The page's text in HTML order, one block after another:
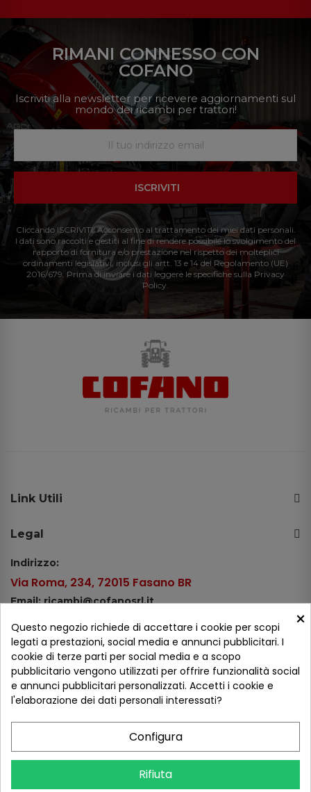
RIMANI CONNESSO CON
COFANO
Iscriviti alla newsletter per ricevere aggiornamenti sul
mondo dei ricambi per trattori!
ISCRIVITI
Cliccando ISCRIVITI: Acconsento al trattamento dei miei dati personali.
I dati sono raccolti e gestiti al fine di rendere possibile lo svolgimento del
rapporto di fornitura e/o prestazione nel rispetto dei molteplici
ordinamenti legislativi, inclusi gli artt. 13 e 14 del Regolamento (UE)
2016/679. Prima di inviare i dati leggere le specifiche sulla Privacy
Policy.
Link Utili
Legal
Indirizzo:
Via Roma, 234, 72015 Fasano BR
Email: ricambi@cofanosrl.it
Tel.: +39 080 44 13 478
WhatsApp: +39 334 98 51 100
Metodi di pagamento
×
Questo negozio richiede di accettare i cookie per scopi
legati a prestazioni, social media e annunci pubblicitari. I
cookie di terze parti per social media e a scopo
pubblicitario vengono utilizzati per offrire funzionalità social
e annunci pubblicitari personalizzati. Accetti i cookie e
l'elaborazione dei dati personali interessati?
Configura
Rifiuta